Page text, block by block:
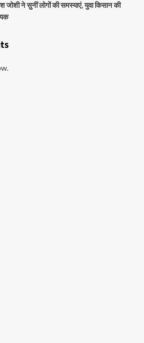
ने सुनीं लोगों की समस्याएं, युवा किसान की